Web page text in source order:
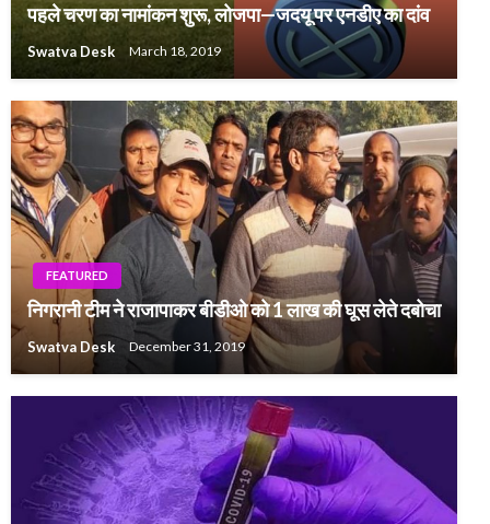
पहले चरण का नामांकन शुरू, लोजपा—जदयू पर एनडीए का दांव
Swatva Desk March 18, 2019
FEATURED
निगरानी टीम ने राजापाकर बीडीओ को 1 लाख की घूस लेते दबोचा
Swatva Desk December 31, 2019